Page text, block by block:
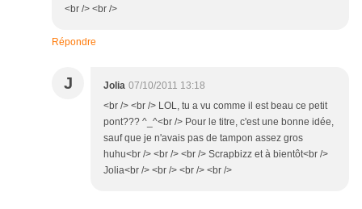
<br /> <br />
Répondre
J Jolia 07/10/2011 13:18
<br /> <br /> LOL, tu a vu comme il est beau ce petit
pont??? ^_^<br /> Pour le titre, c'est une bonne idée,
sauf que je n'avais pas de tampon assez gros
huhu<br /> <br /> <br /> Scrapbizz et à bientôt<br />
Jolia<br /> <br /> <br /> <br />